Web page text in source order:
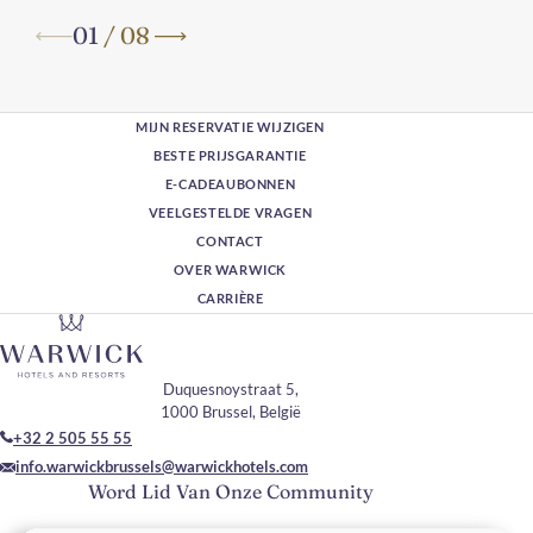
01 /08
MIJN RESERVATIE WIJZIGEN
BESTE PRIJSGARANTIE
E-CADEAUBONNEN
VEELGESTELDE VRAGEN
CONTACT
OVER WARWICK
CARRIÈRE
Word Lid Van Onze Community
Duquesnoystraat 5,
1000 Brussel, België
+32 2 505 55 55
info.warwickbrussels@warwickhotels.com